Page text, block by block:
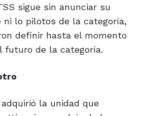
sigue sin anunciar su
ni lo pilotos de la categoría,
definir hasta el momento
futuro de la categoría.
la unidad que